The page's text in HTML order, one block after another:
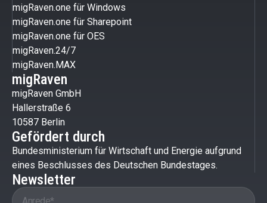
migRaven.one für Windows
migRaven.one für Sharepoint
migRaven.one für OES
migRaven.24/7
migRaven.MAX
migRaven
migRaven GmbH
Hallerstraße 6
10587 Berlin
Gefördert durch
Bundesministerium für Wirtschaft und Energie aufgrund
eines Beschlusses des Deutschen Bundestages.
Newsletter